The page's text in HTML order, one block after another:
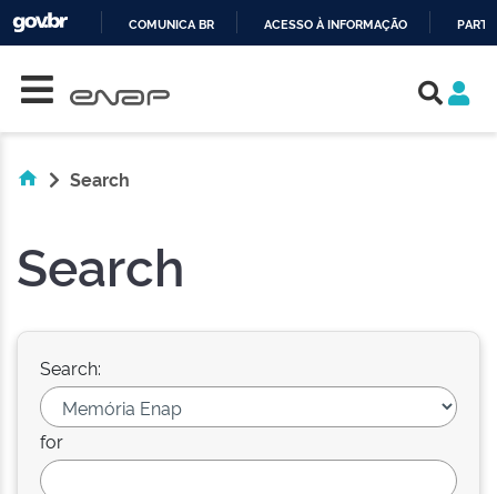
COMUNICA BR ACESSO À INFORMAÇÃO
Search
Search
Search:
for